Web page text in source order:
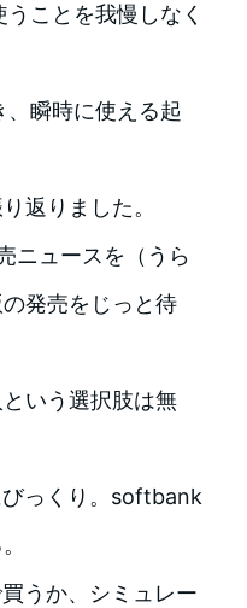
ことを我慢しなく
瞬時に使える起
返りました。
ニュースを（うら
発売をじっと待
いう選択肢は無
っくり。softbank
うか、シミュレー